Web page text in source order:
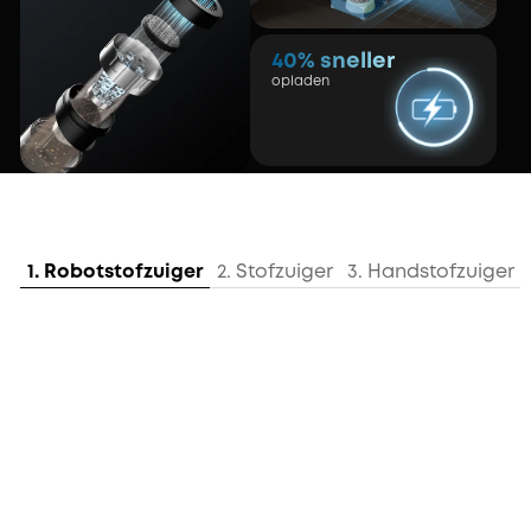
40% sneller
opladen
1. Robotstofzuiger 2. Stofzuiger 3. Handstofzuiger